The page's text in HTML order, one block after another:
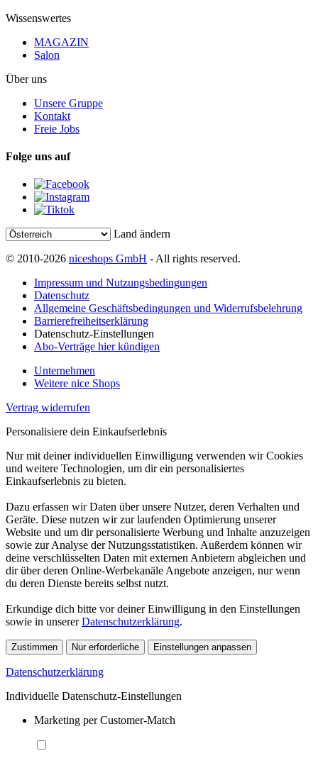
Wissenswertes
MAGAZIN
Salon
Über uns
Unsere Gruppe
Kontakt
Freie Jobs
Folge uns auf
Land ändern
© 2010-2026 niceshops GmbH - All rights reserved.
Impressum und Nutzungsbedingungen
Datenschutz
Allgemeine Geschäftsbedingungen und Widerrufsbelehrung
Barrierefreiheitserklärung
Datenschutz-Einstellungen
Abo-Verträge hier kündigen
Unternehmen
Weitere nice Shops
Vertrag widerrufen
Personalisiere dein Einkaufserlebnis
Nur mit deiner individuellen Einwilligung verwenden wir Cookies
und weitere Technologien, um dir ein personalisiertes
Einkaufserlebnis zu bieten.
Dazu erfassen wir Daten über unsere Nutzer, deren Verhalten und
Geräte. Diese nutzen wir zur laufenden Optimierung unserer
Website und um dir personalisierte Werbung und Inhalte anzuzeigen
sowie zur Analyse der Nutzungsstatistiken. Außerdem können wir
deine verschlüsselten Daten mit externen Anbietern abgleichen und
dir über deren Online-Werbekanäle Angebote anzeigen, nur wenn
du deren Dienste bereits selbst nutzt.
Erkundige dich bitte vor deiner Einwilligung in den Einstellungen
sowie in unsererDatenschutzerklärung.
Zustimmen Nur erforderliche Einstellungen anpassen
Datenschutzerklärung
Individuelle Datenschutz-Einstellungen
Marketing per Customer-Match